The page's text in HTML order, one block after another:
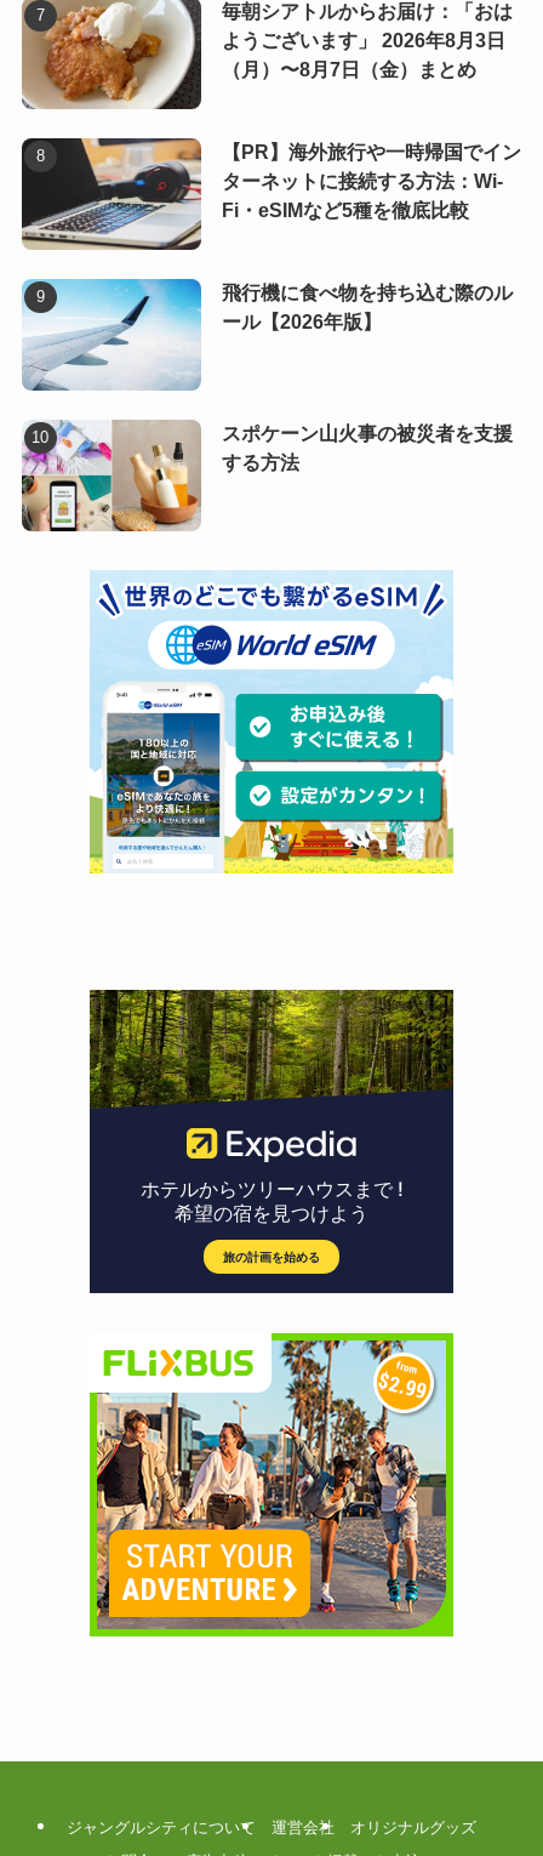
毎朝シアトルからお届け：「おは
ようございます」 2026年8月3日
（月）〜8月7日（金）まとめ
【PR】海外旅行や一時帰国でイン
ターネットに接続する方法：Wi-
Fi・eSIMなど5種を徹底比較
飛行機に食べ物を持ち込む際のル
ール【2026年版】
スポケーン山火事の被災者を支援
する方法
ジャングルシティについて 運営会社
オリジナルグッズ